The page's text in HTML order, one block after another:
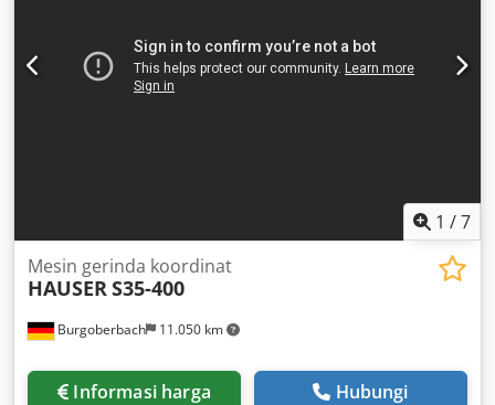
1 /7
Burgoberbach 11.050 km
Mesin gerinda koordinat
HAUSER S35-400
Informasi harga Hubungi